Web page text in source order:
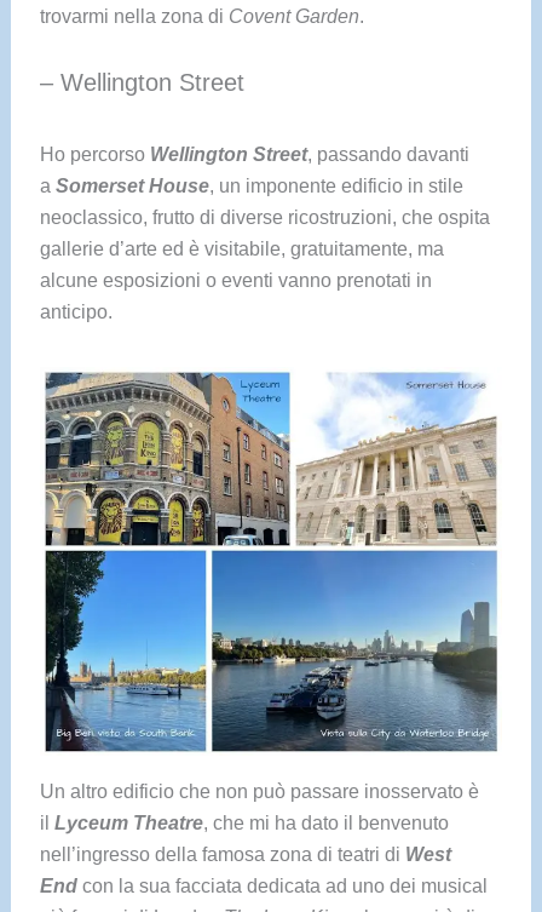
trovarmi nella zona di Covent Garden.
– Wellington Street
Ho percorso Wellington Street, passando davanti
a Somerset House, un imponente edificio in stile
neoclassico, frutto di diverse ricostruzioni, che ospita
gallerie d’arte ed è visitabile, gratuitamente, ma
alcune esposizioni o eventi vanno prenotati in
anticipo.
Un altro edificio che non può passare inosservato è
il Lyceum Theatre, che mi ha dato il benvenuto
nell’ingresso della famosa zona di teatri di West
Endcon la sua facciata dedicata ad uno dei musical